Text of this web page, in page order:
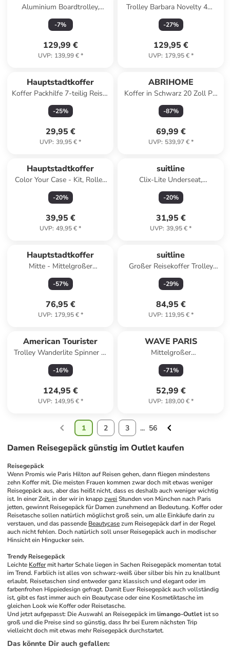
Aluminium Boardtrolley,
gängige Handgepäckgröße,
abteilbarer Innenraum
-7%
129,99 €
UVP: 139,99 €*
Trolley Barbara Novelty 4W
Trolley S in Black
-27%
129,95 €
UVP: 179,95 €*
Hauptstadtkoffer
Koffer Packhilfe 7-teilig Reise-
Packtaschen Kofferorganizer
in Graphite
-25%
29,95 €
UVP: 39,95 €*
ABRIHOME
Koffer in Schwarz 20 Zoll PC
Spinner mit Zahlenschloss
Handgepäck
-87%
69,99 €
UVP: 539,97 €*
Hauptstadtkoffer
Color Your Case - Kit, Rollen
& Griffe Set in Grün
-20%
39,95 €
UVP: 49,95 €*
suitline
Clix-Lite Underseat,
Handgepäck, Kabinengepäck,
TSA, 4 Rollen, 20L in Schwarz
-20%
31,95 €
UVP: 39,95 €*
Hauptstadtkoffer
Mitte - Mittelgroßer
Reisekoffer TSA, 68cm 88 L in
Lemon
-57%
76,95 €
UVP: 179,95 €*
suitline
Großer Reisekoffer Trolley
erweiterbar XL Koffer 4
Rollen TSA 110 L in Mint
-29%
84,95 €
UVP: 119,95 €*
American Tourister
Trolley Wanderlite Spinner M
Exp in Dark Navy
-16%
124,95 €
UVP: 149,95 €*
WAVE PARIS
Mittelgroßer
Hartschalenkoffer TAGE in
Dunkelgrün (64L)
-71%
52,99 €
UVP: 189,00 €*
1 2 3 ... 56
Damen Reisegepäck günstig im Outlet kaufen
Reisegepäck
Wenn Promis wie Paris Hilton auf Reisen gehen, dann fliegen mindestens
zehn Koffer mit. Die meisten Frauen kommen zwar doch mit etwas weniger
Reisegepäck aus, aber das heißt nicht, dass es deshalb auch weniger wichtig
ist. In einer Zeit, in der wir in knapp zwei Stunden von München nach Paris
jetten, gewinnt Reisegepäck für Damen zunehmend an Bedeutung. Koffer oder
Reisetasche sollen natürlich möglichst groß sein, um alle Einkäufe darin zu
verstauen, und das passende Beautycase zum Reisegepäck darf in der Regel
auch nicht fehlen. Doch natürlich soll unser Reisegepäck auch in modischer
Hinsicht ein Hingucker sein.
Trendy Reisegepäck
Leichte Koffer mit harter Schale liegen in Sachen Reisegepäck momentan total
im Trend. Farblich ist alles von schwarz-weiß über silber bis hin zu knallbunt
erlaubt. Reisetaschen sind entweder ganz klassisch und elegant oder im
farbenfrohen Hippiedesign gefragt. Damit Euer Reisegepäck auch vollständig
ist, gibt es fast immer auch ein Beautycase oder eine Kosmetiktasche im
gleichen Look wie Koffer oder Reisetasche.
Und jetzt aufgepasst: Die Auswahl an Reisegepäck im limango-Outlet ist so
groß und die Preise sind so günstig, dass Ihr bei Eurem nächsten Trip
vielleicht doch mit etwas mehr Reisegepäck durchstartet.
Das könnte Dir auch gefallen: